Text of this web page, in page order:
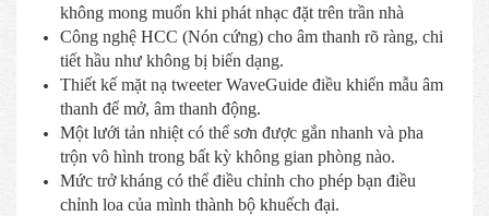
không mong muốn khi phát nhạc đặt trên trần nhà
Công nghệ HCC (Nón cứng) cho âm thanh rõ ràng, chi
tiết hầu như không bị biến dạng.
Thiết kế mặt nạ tweeter WaveGuide điều khiển mẫu âm
thanh để mở, âm thanh động.
Một lưới tản nhiệt có thể sơn được gắn nhanh và pha
trộn vô hình trong bất kỳ không gian phòng nào.
Mức trở kháng có thể điều chỉnh cho phép bạn điều
chỉnh loa của mình thành bộ khuếch đại.